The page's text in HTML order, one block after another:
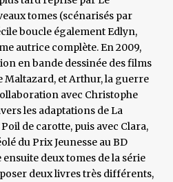
tomes (scénarisés par
boucle également Edlyn,
autrice complète. En 2009,
en bande dessinée des films
Maltazard, et Arthur, la guerre
avec Christophe
les adaptations de La
de carotte, puis avec Clara,
du Prix Jeunesse au BD
ensuite deux tomes de la série
deux livres très différents,